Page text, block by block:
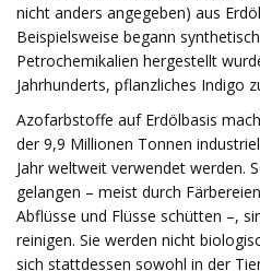
nicht anders angegeben) aus
Beispielsweise begann
Petrochemikalien hergestellt
Jahrhunderts, pflanzliches Indigo
Azofarbstoffe auf Erdölbasis
der 9,9 Millionen Tonnen
Jahr weltweit verwendet werden.
gelangen – meist durch
Abflüsse und Flüsse schütten –,
reinigen. Sie werden nicht
sich stattdessen sowohl in der